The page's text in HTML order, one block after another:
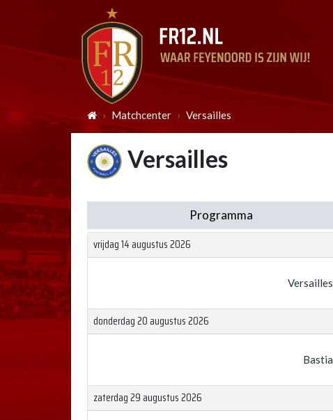
Matchcenter Versailles
Versailles
Programma
vrijdag 14 augustus 2026
Versailles
donderdag 20 augustus 2026
Bastia
zaterdag 29 augustus 2026